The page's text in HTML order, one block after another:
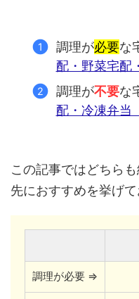
調理が必要な
配・野菜宅配
調理が不要な
配・冷凍弁当
この記事ではどちら
先におすすめを挙げ
調理が必要 ⇒